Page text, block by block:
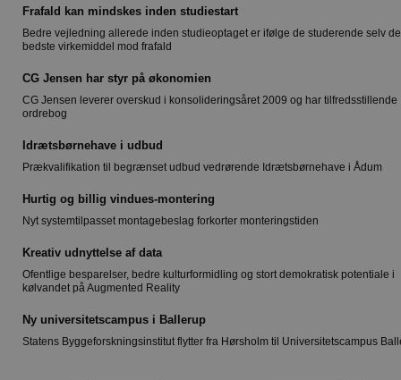
Frafald kan mindskes inden studiestart
Bedre vejledning allerede inden studieoptaget er ifølge de studerende selv
bedste virkemiddel mod frafald
CG Jensen har styr på økonomien
CG Jensen leverer overskud i konsolideringsåret 2009 og har tilfredsstillende
ordrebog
Idrætsbørnehave i udbud
Prækvalifikation til begrænset udbud vedrørende Idrætsbørnehave i Ådum
Hurtig og billig vindues-montering
Nyt systemtilpasset montagebeslag forkorter monteringstiden
Kreativ udnyttelse af data
Ofentlige besparelser, bedre kulturformidling og stort demokratisk potentiale i
kølvandet på Augmented Reality
Ny universitetscampus i Ballerup
Statens Byggeforskningsinstitut flytter fra Hørsholm til Universitetscampus